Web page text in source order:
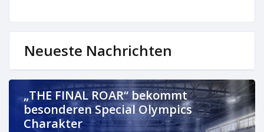
Neueste Nachrichten
„THE FINAL ROAR“ bekommt
besonderen Special Olympics
Charakter